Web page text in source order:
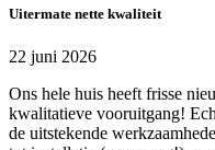
Uitermate nette kwaliteit
22 juni 2026
Ons hele huis heeft frisse
kwalitatieve vooruitgang!
de uitstekende